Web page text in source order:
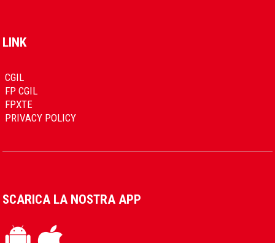
LINK
CGIL
FP CGIL
FPXTE
PRIVACY POLICY
SCARICA LA NOSTRA APP